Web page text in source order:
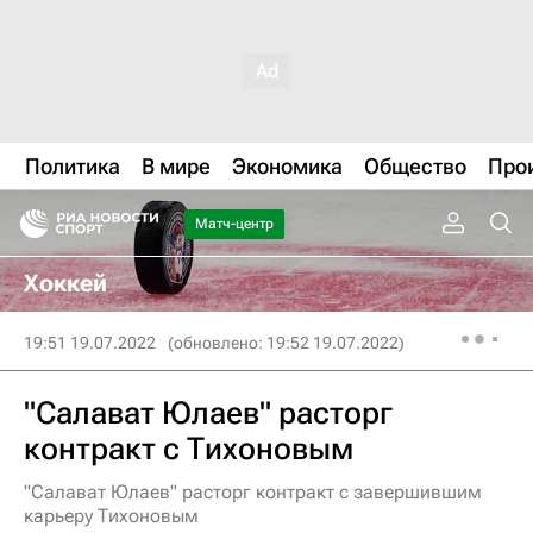
Политика В мире Экономика Общество
Матч-центр
Хоккей
19:51 19.07.2022 (обновлено: 19:52 19.07.2022)
"Салават Юлаев" расторг
контракт с Тихоновым
"Салават Юлаев" расторг контракт с завершившим
карьеру Тихоновым